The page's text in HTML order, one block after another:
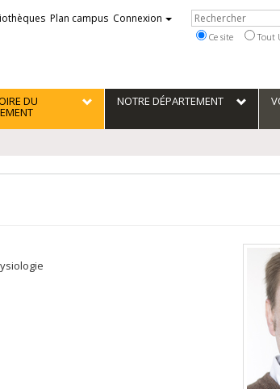
Plan campus Connexion Rechercher
Ce site Tout
DU NOTRE DÉPARTEMENT